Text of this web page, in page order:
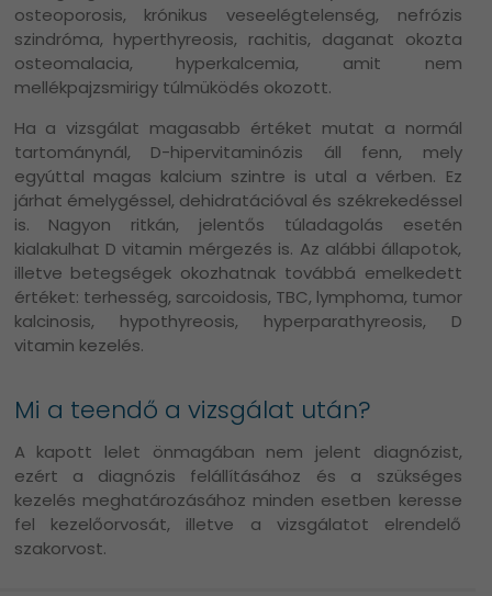
osteoporosis, krónikus veseelégtelenség, nefrózis
szindróma, hyperthyreosis, rachitis, daganat okozta
osteomalacia, hyperkalcemia, amit nem
mellékpajzsmirigy túlmüködés okozott.
Ha a vizsgálat magasabb értéket mutat a normál
tartománynál, D-hipervitaminózis áll fenn, mely
egyúttal magas kalcium szintre is utal a vérben. Ez
járhat émelygéssel, dehidratációval és székrekedéssel
is. Nagyon ritkán, jelentős túladagolás esetén
kialakulhat D vitamin mérgezés is. Az alábbi állapotok,
illetve betegségek okozhatnak továbbá emelkedett
értéket: terhesség, sarcoidosis, TBC, lymphoma, tumor
kalcinosis, hypothyreosis, hyperparathyreosis, D
vitamin kezelés.
Mi a teendő a vizsgálat után?
A kapott lelet önmagában nem jelent diagnózist,
ezért a diagnózis felállításához és a szükséges
kezelés meghatározásához minden esetben keresse
fel kezelőorvosát, illetve a vizsgálatot elrendelő
szakorvost.